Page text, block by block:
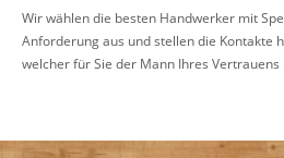
Wir wählen die besten Handwerker mit
Anforderung aus und stellen die Kontakte
welcher für Sie der Mann Ihres Vertrauens